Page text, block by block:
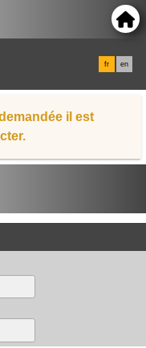
fr en
il est